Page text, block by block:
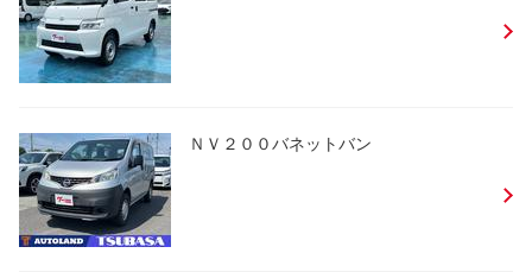
ＮＶ２００バネットバン